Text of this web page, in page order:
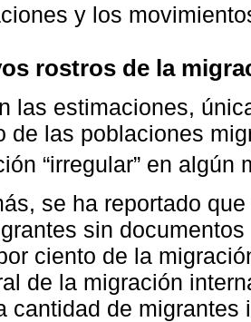
y los
rostros de la
las estimaciones,
de las poblaciones
“irregular” en algún
se ha reportado
sin
ciento de la
de la migración
cantidad de migrantes